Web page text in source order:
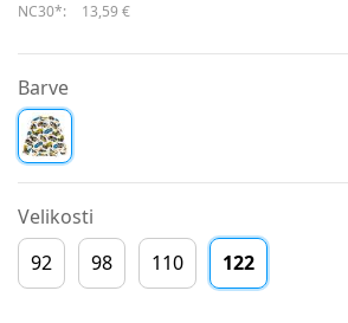
NC30*: 13,59 €
Barve
Velikosti
92 98 110 122